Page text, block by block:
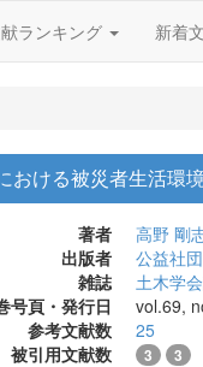
ランキング 新着
おける被災者生活環
著者 高野 剛
出版者
公益社
雑誌
土木学
号頁・発行日
vol.69,
参考文献数
25
被引用文献数
3 3